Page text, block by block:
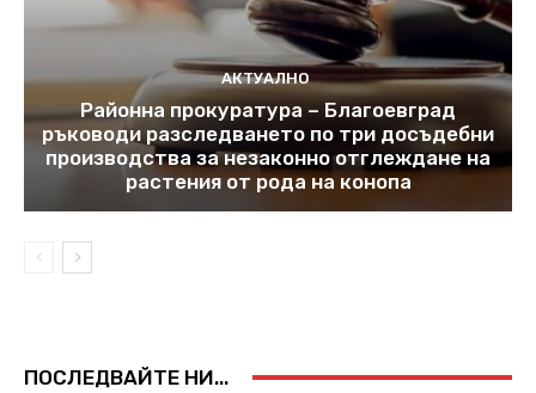
АКТУАЛНО
Районна прокуратура – Благоевград
ръководи разследването по три досъдебни
производства за незаконно отглеждане на
растения от рода на конопа
ПОСЛЕДВАЙТЕ НИ...